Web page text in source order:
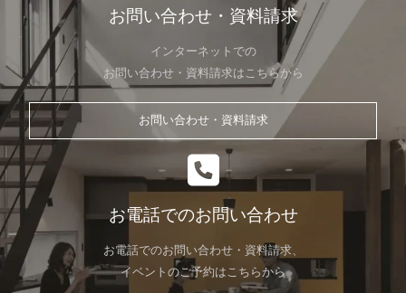
お問い合わせ・資料請求
インターネットでの
お問い合わせ・資料請求はこちらから
お問い合わせ・資料請求
お電話でのお問い合わせ
お電話でのお問い合わせ・資料請求、
イベントのご予約はこちらから